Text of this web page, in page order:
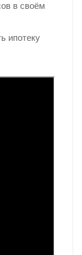
в своём
ипотеку